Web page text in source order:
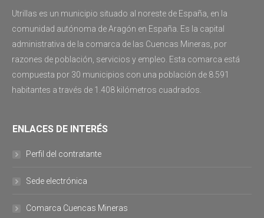
Utrillas es un municipio situado al noreste de España, en la
comunidad autónoma de Aragón en España. Es la capital
administrativa de la comarca de las Cuencas Mineras, por
razones de población, servicios y empleo. Esta comarca está
compuesta por 30 municipios con una población de 8.591
habitantes a través de 1.408 kilómetros cuadrados.
ENLACES DE INTERÉS
Perfil del contratante
Sede electrónica
Comarca Cuencas Mineras